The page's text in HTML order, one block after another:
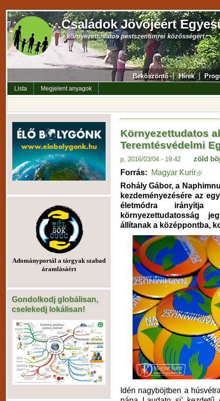
Családok Jövőjéért
a környezettudatos pestszentimrei közösségért
Beköszöntő Hírek
Lista Megjelent anyagok
Adományportál a tárgyak szabad
áramlásáért
Gondolkodj globálisan,
cselekedj lokálisan!
Környezettudatos
Teremtésvédelmi
p, 2016/03/04 - 19:42 zöld
Forrás: Magyar Kurír
Rohály Gábor, a
kezdeményezésére az
életmódra
környezettudatosság
állítanak a középpontba,
Idén nagyböjtben a